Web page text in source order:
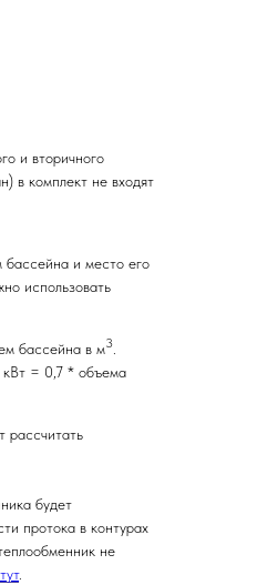
и вторичного
в комплект не входят
и место его
использовать
бассейна в м3.
кВт = 0,7 * объема
рассчитать
будет
протока в контурах
не
.